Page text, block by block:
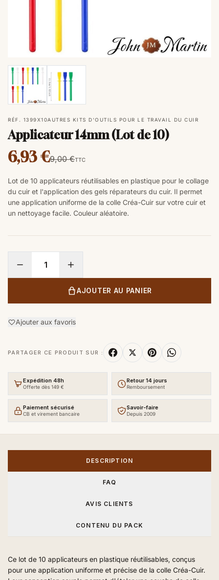
RÉF. 1399X10AUTRES KITS D'OUTILS POUR LE TRAVAIL DU CUIR
Applicateur 14mm (Lot de 10)
6,93 €9,00 €TTC
Lot de 10 applicateurs réutilisables en plastique pour le collage
du cuir et l'application des gels réparateurs du cuir. Il permet
une application uniforme de la colle Créa-Cuir sur votre cuir et
un nettoyage facile. Couleur aléatoire.
AJOUTER AU PANIER
Ajouter aux favoris
PARTAGER CE PRODUIT SUR :
Expédition 48h
Offerte dès 149 €
Retour 14 jours
Remboursement
Paiement sécurisé
CB et virement bancaire
Savoir-faire
Depuis 2009
DESCRIPTION
FAQ
AVIS CLIENTS
CONTENU DU PACK
Ce lot de 10 applicateurs en plastique réutilisables, conçus
pour une application uniforme et précise de la colle Créa-Cuir.